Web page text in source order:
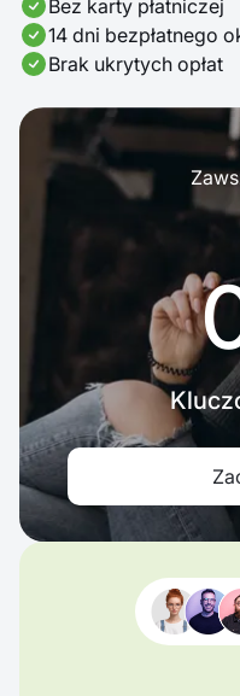
Bez karty płatniczej
14 dni bezpłatnego
Brak ukrytych opłat